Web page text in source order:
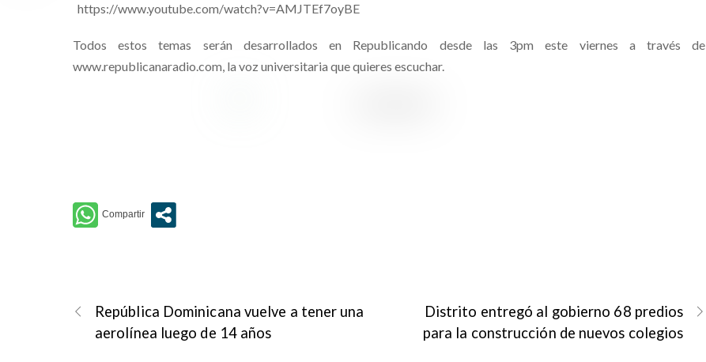
https://www.youtube.com/watch?v=AMJTEf7oyBE
Todos estos temas serán desarrollados en Republicando desde las 3pm este viernes a través de
www.republicanaradio.com, la voz universitaria que quieres escuchar.
República Dominicana vuelve a tener una
aerolínea luego de 14 años
Distrito entregó al gobierno 68 predios
para la construcción de nuevos colegios